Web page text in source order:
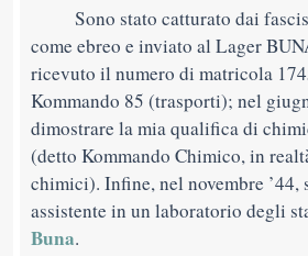
Sono stato catturato dai
come ebreo e inviato al Lager
ricevuto il numero di matricola
Kommando 85 (trasporti); nel
dimostrare la mia qualifica di
(detto Kommando Chimico, in
chimici). Infine, nel novembre ’44,
assistente in un laboratorio degli
Buna.